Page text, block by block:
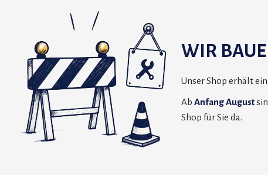
WIR
Unser Shop erhält
Ab Anfang August
Shop für Sie da.